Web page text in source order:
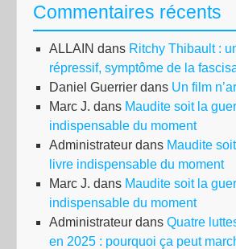
Commentaires récents
ALLAIN dans Ritchy Thibault :
répressif, symptôme de la
Daniel Guerrier dans Un film
Marc J. dans Maudite soit la
indispensable du moment
Administrateur dans Maudite
livre indispensable du moment
Marc J. dans Maudite soit la
indispensable du moment
Administrateur dans Quatre
en 2025 : pourquoi ça peut